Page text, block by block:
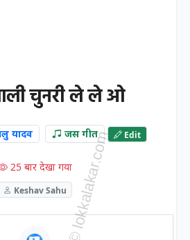
चुनरी ले ले ओ
यादव जस गीत Edit
25 बार देखा गया
Keshav Sahu